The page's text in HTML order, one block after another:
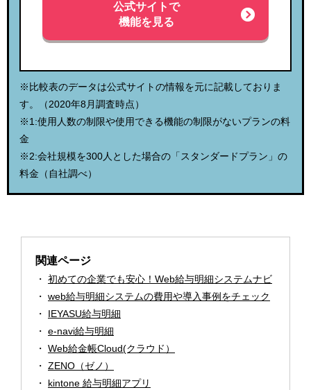
公式サイトで
機能を見る
※比較表のデータは公式サイトの情報を元に記載しておりま
す。（2020年8月調査時点）
※1:使用人数の制限や使用できる機能の制限がないプランの料
金
※2:会社規模を300人とした場合の「スタンダードプラン」の
料金（自社調べ）
関連ページ
初めての企業でも安心！Web給与明細システムナビ
web給与明細システムの費用や導入事例をチェック
IEYASU給与明細
e-navi給与明細
Web給金帳Cloud(クラウド）
ZENO（ゼノ）
kintone 給与明細アプリ